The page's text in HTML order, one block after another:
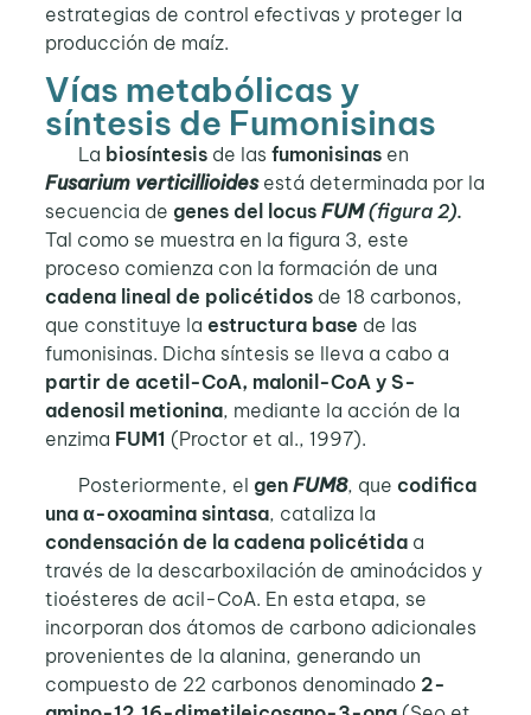
estrategias de control efectivas y proteger la
producción de maíz.
Vías metabólicas y
síntesis de Fumonisinas
La biosíntesisde las fumonisinasen
Fusarium verticillioidesestá determinada por la
secuencia de genes del locus FUM(figura 2).
Tal como se muestra en la figura 3, este
proceso comienza con la formación de una
cadena lineal de policétidosde 18 carbonos,
que constituye la estructura base de las
fumonisinas. Dicha síntesis se lleva a cabo a
partir de acetil-CoA, malonil-CoA y S-
adenosil metionina, mediante la acción de la
enzima FUM1 (Proctor et al., 1997).
Posteriormente, el gen FUM8, que codifica
una α-oxoamina sintasa, cataliza la
condensación de la cadena policétidaa
través de la descarboxilación de aminoácidos y
tioésteres de acil-CoA. En esta etapa, se
incorporan dos átomos de carbono adicionales
provenientes de la alanina, generando un
compuesto de 22 carbonos denominado 2-